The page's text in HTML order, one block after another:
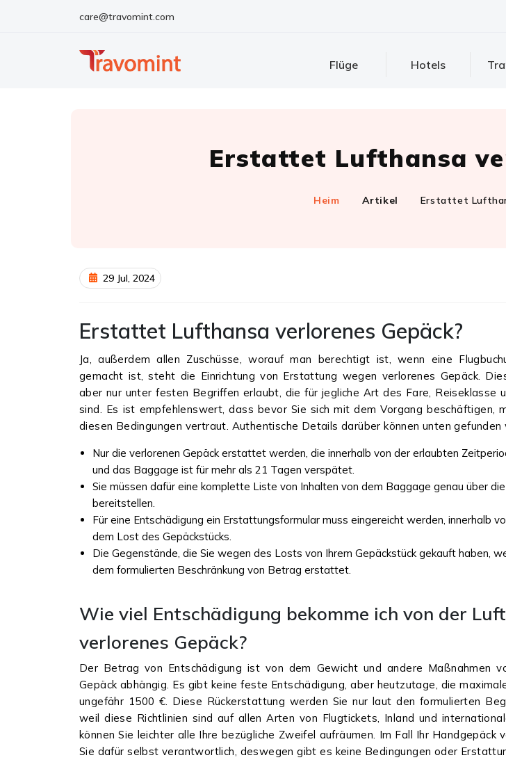
care@travomint.com
Flüge Hotels
Erstattet Lufthansa
Heim Artikel Erstattet
29 Jul, 2024
Erstattet Lufthansa verlorenes Gepäck?
Ja, außerdem allen Zuschüsse, worauf man berechtigt ist, wenn eine
gemacht ist, steht die Einrichtung von Erstattung wegen verlorenes Gepäck.
aber nur unter festen Begriffen erlaubt, die für jegliche Art des Fare, Reiseklasse
sind. Es ist empfehlenswert, dass bevor Sie sich mit dem Vorgang beschäftigen,
diesen Bedingungen vertraut. Authentische Details darüber können unten gefunden
Nur die verlorenen Gepäck erstattet werden, die innerhalb von der erlaubten
und das Baggage ist für mehr als 21 Tagen verspätet.
Sie müssen dafür eine komplette Liste von Inhalten von dem Baggage genau über
bereitstellen.
Für eine Entschädigung ein Erstattungsformular muss eingereicht werden, innerhalb
dem Lost des Gepäckstücks.
Die Gegenstände, die Sie wegen des Losts von Ihrem Gepäckstück gekauft haben,
dem formulierten Beschränkung von Betrag erstattet.
Wie viel Entschädigung bekomme ich von der
verlorenes Gepäck?
Der Betrag von Entschädigung ist von dem Gewicht und andere Maßnahmen
Gepäck abhängig. Es gibt keine feste Entschädigung, aber heutzutage, die
ungefähr 1500 €. Diese Rückerstattung werden Sie nur laut den formulierten
weil diese Richtlinien sind auf allen Arten von Flugtickets, Inland und
können Sie leichter alle Ihre bezügliche Zweifel aufräumen. Im Fall Ihr Handgepäck
Sie dafür selbst verantwortlich, deswegen gibt es keine Bedingungen oder